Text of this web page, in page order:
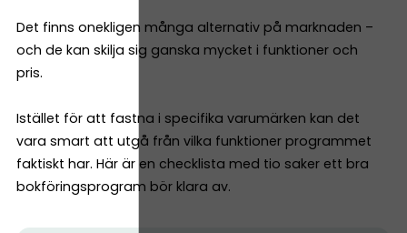
Det finns onekligen många alternativ på marknaden –
och de kan skilja sig ganska mycket i funktioner och
pris.
Istället för att fastna i specifika varumärken kan det
vara smart att utgå från vilka funktioner programmet
faktiskt har. Här är en checklista med tio saker ett bra
bokföringsprogram bör klara av.